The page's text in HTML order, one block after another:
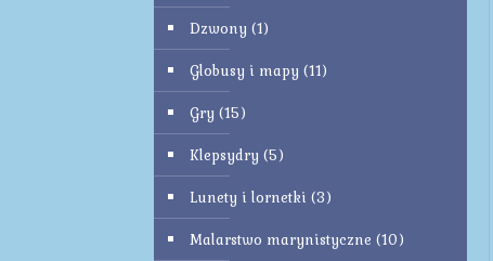
Dzwony (1)
Globusy i mapy (11)
Gry (15)
Klepsydry (5)
Lunety i lornetki (3)
Malarstwo marynistyczne (10)